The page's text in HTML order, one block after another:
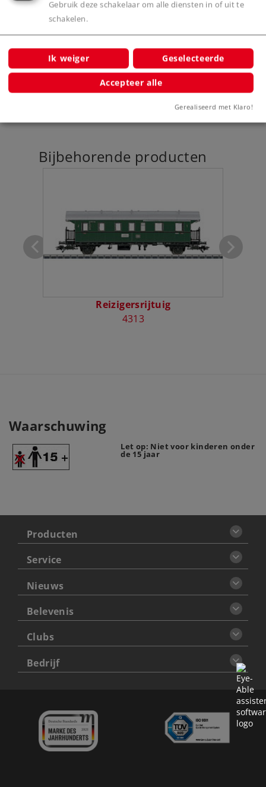
Productinfo
Digitale functies
Bijbehorende producten
Reizigersrijtuig
4313
Waarschuwing
Let op: Niet voor kinderen onder
de 15 jaar
Producten
Service
Nieuws
Belevenis
Clubs
Bedrijf
Gebruik deze schakelaar om alle diensten in of uit te
schakelen.
Ik weiger Geselecteerde
Accepteer alle
Gerealiseerd met Klaro!